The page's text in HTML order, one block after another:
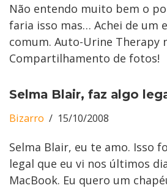
Não entendo muito bem o
faria isso mas… Achei de um
comum. Auto-Urine Therapy
Compartilhamento de fotos!
Selma Blair, faz algo
Bizarro 15/10/2008
Selma Blair, eu te amo. Isso
legal que eu vi nos últimos
MacBook. Eu quero um